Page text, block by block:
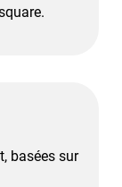
basées sur